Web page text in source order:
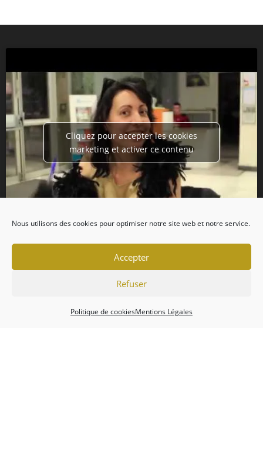
Nous utilisons des cookies pour optimiser notre site web et notre service.
Accepter
Refuser
Politique de cookiesMentions Légales
Cliquez pour accepter les cookies
marketing et activer ce contenu